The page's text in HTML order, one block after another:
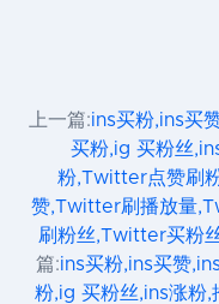
上一篇:ins买粉,ins买
买粉,ig 买粉丝
粉,Twitter点赞刷
赞,Twitter刷播放量
刷粉丝,Twitter买粉
篇:ins买粉,ins买赞
粉,ig 买粉丝,ins涨